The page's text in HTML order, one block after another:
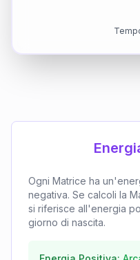
Ogni Matrice ha
negativa. Se calcoli la
si riferisce all'energia
giorno di nascita.